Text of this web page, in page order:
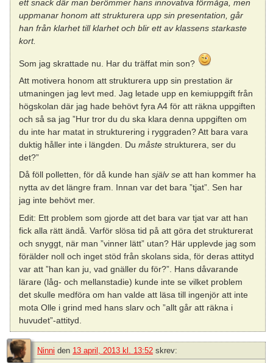
ett snack där man berömmer hans innovativa förmåga, men
uppmanar honom att strukturera upp sin presentation, går
han från klarhet till klarhet och blir ett av klassens starkaste
kort.
Som jag skrattade nu. Har du träffat min son?
Att motivera honom att strukturera upp sin prestation är
utmaningen jag levt med. Jag letade upp en kemiuppgift från
högskolan där jag hade behövt fyra A4 för att räkna uppgiften
och så sa jag ”Hur tror du du ska klara denna uppgiften om
du inte har matat in strukturering i ryggraden? Att bara vara
duktig håller inte i längden. Dumåste strukturera, ser du
det?”
Då föll polletten, för då kunde hansjälv seatt han kommer ha
nytta av det längre fram. Innan var det bara ”tjat”. Sen har
jag inte behövt mer.
Edit: Ett problem som gjorde att det bara var tjat var att han
fick alla rätt ändå. Varför slösa tid på att göra det strukturerat
och snyggt, när man ”vinner lätt” utan? Här upplevde jag som
förälder noll och inget stöd från skolans sida, för deras attityd
var att ”han kan ju, vad gnäller du för?”. Hans dåvarande
lärare (låg- och mellanstadie) kunde inte se vilket problem
det skulle medföra om han valde att läsa till ingenjör att inte
mota Olle i grind med hans slarv och ”allt går att räkna i
huvudet”-attityd.
Ninni den 13 april, 2013 kl. 13:52 skrev: